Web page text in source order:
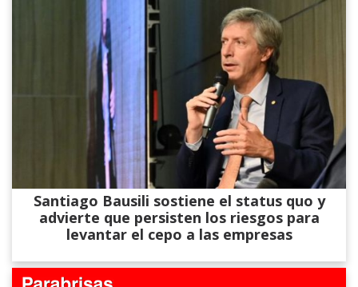
Santiago Bausili sostiene el status quo y
advierte que persisten los riesgos para
levantar el cepo a las empresas